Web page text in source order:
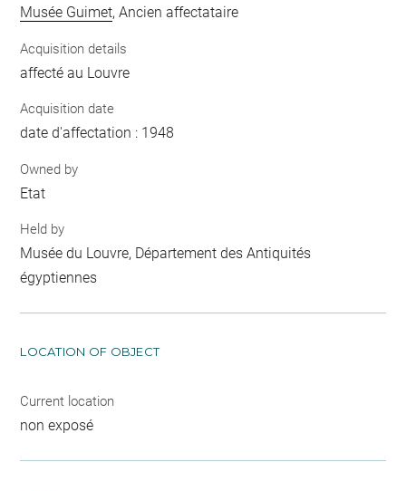
Musée Guimet, Ancien affectataire
Acquisition details
affecté au Louvre
Acquisition date
date d'affectation : 1948
Owned by
Etat
Held by
Musée du Louvre, Département des Antiquités
égyptiennes
LOCATION OF OBJECT
Current location
non exposé